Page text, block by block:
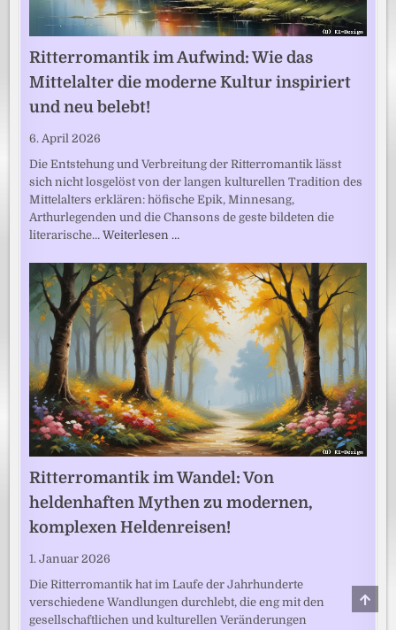
Ritterromantik im Aufwind: Wie das
Mittelalter die moderne Kultur inspiriert
und neu belebt!
6. April 2026
Die Entstehung und Verbreitung der Ritterromantik lässt
sich nicht losgelöst von der langen kulturellen Tradition des
Mittelalters erklären: höfische Epik, Minnesang,
Arthurlegenden und die Chansons de geste bildeten die
literarische…Weiterlesen …
Ritterromantik im Wandel: Von
heldenhaften Mythen zu modernen,
komplexen Heldenreisen!
1. Januar 2026
Die Ritterromantik hat im Laufe der Jahrhunderte
verschiedene Wandlungen durchlebt, die eng mit den
gesellschaftlichen und kulturellen Veränderungen
TO